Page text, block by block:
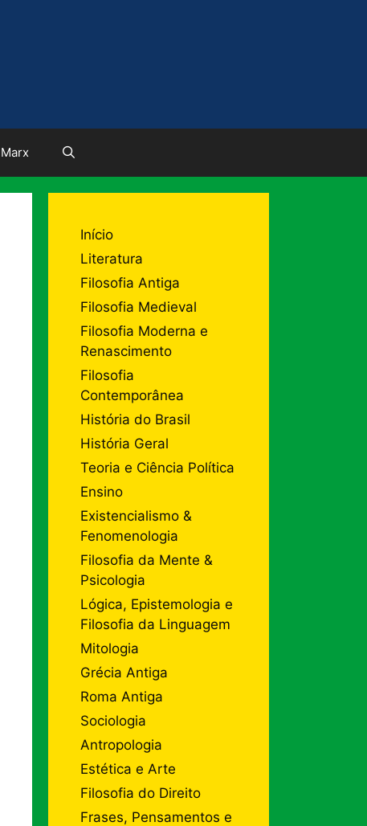
Marx
Início
Literatura
Filosofia Antiga
Filosofia Medieval
Filosofia Moderna e
Renascimento
Filosofia
Contemporânea
História do Brasil
História Geral
Teoria e Ciência Política
Ensino
Existencialismo &
Fenomenologia
Filosofia da Mente &
Psicologia
Lógica, Epistemologia e
Filosofia da Linguagem
Mitologia
Grécia Antiga
Roma Antiga
Sociologia
Antropologia
Estética e Arte
Filosofia do Direito
Frases, Pensamentos e